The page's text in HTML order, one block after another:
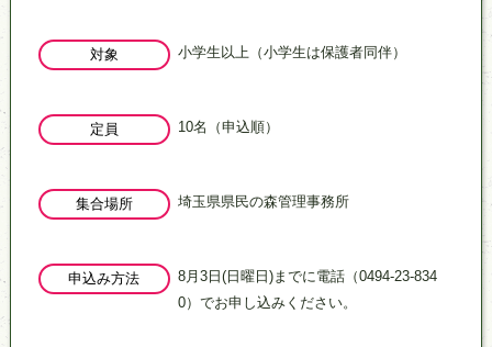
対象 小学生以上（小学生は保護者同伴）
定員 10名（申込順）
集合場所 埼玉県県民の森管理事務所
申込み方法
8月3日(日曜日)までに電話（0494-23-834
0）でお申し込みください。